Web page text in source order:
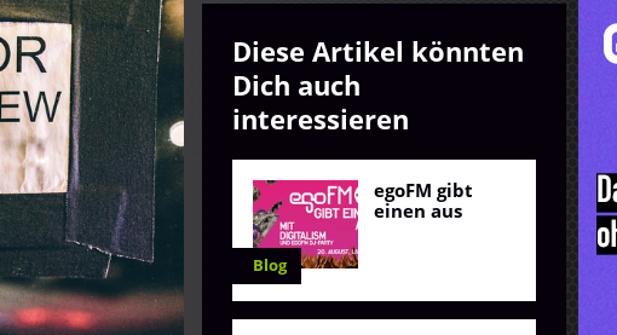
Diese Artikel könnten
Dich auch
interessieren
Blog
egoFM gibt
einen aus